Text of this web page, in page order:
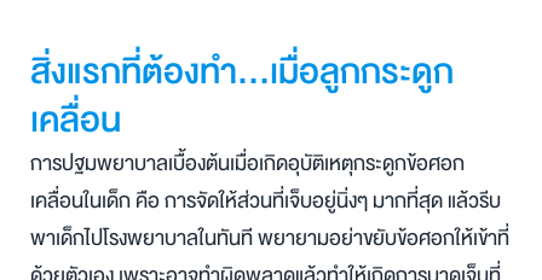
สิ่งแรกที่ต้องทำ…เมื่อลูกกระดูก
เคลื่อน
การปฐมพยาบาลเบื้องต้นเมื่อเกิดอุบัติเหตุกระดูกข้อศอก
เคลื่อนในเด็ก คือ การจัดให้ส่วนที่เจ็บอยู่นิ่งๆ มากที่สุด แล้วรีบ
พาเด็กไปโรงพยาบาลในทันที พยายามอย่าขยับข้อศอกให้เข้าที่